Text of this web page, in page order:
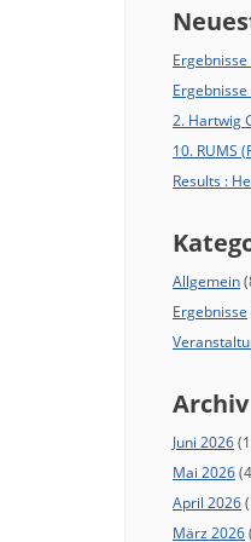
Ergebnisse
2. Hartwig
10. RUMS
Results :
Allgemein
Ergebnisse
Archiv
Juni 2026
Mai 2026
April 2026
März 2026